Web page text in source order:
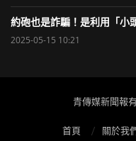
約砲也是詐騙！是利用「小
2025-05-15 10:21
青傳媒新聞報
首頁 關於我